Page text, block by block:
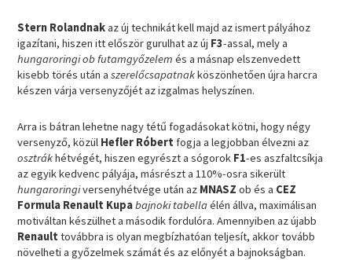
Stern Rolandnakaz új technikát kell majd az ismert pályához
igazítani, hiszen itt először gurulhat az új F3-assal, mely a
hungaroringi ob futamgyőzelem és a másnap elszenvedett
kisebb törés után aszerelőcsapatnakköszönhetően újra harcra
készen várja versenyzőjét az izgalmas helyszínen.
Arra is bátran lehetne nagy tétű fogadásokat kötni, hogy négy
versenyző, közül Hefler Róbert fogja a legjobban élvezni az
osztrákhétvégét, hiszen egyrészt a sógorok F1-es aszfaltcsíkja
az egyik kedvenc pályája, másrészt a 110%-osra sikerült
hungaroringiversenyhétvége után az MNASZ ob és a CEZ
Formula Renault Kupabajnoki tabellaélén állva, maximálisan
motiváltan készülhet a második fordulóra. Amennyiben az újabb
Renault továbbra is olyan megbízhatóan teljesít, akkor tovább
növelheti a győzelmek számát és az előnyét a bajnokságban.